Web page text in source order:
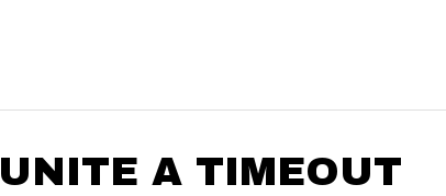
UNITE A TIMEOUT